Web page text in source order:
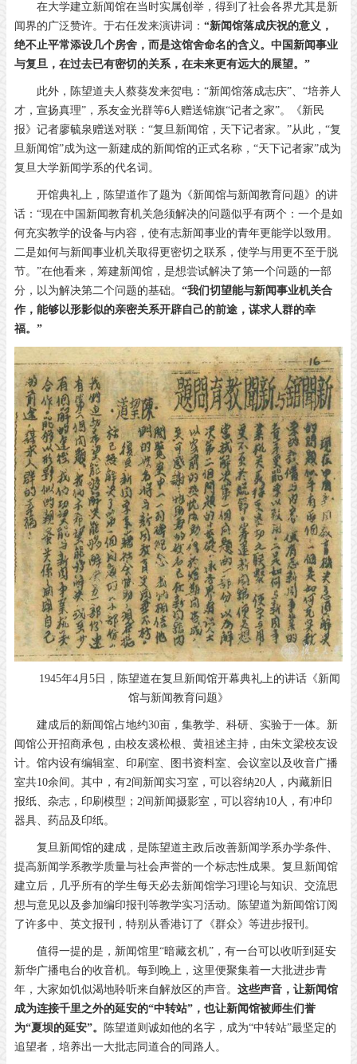
在大学建立新闻馆在当时实属创举，得到了社会各界尤其是新
闻界的广泛赞许。于右任发来演讲词： “新闻馆落成庆祝的意义，
绝不止平常添设几个房舍，而是这馆舍命名的含义。中国新闻事业
与复旦，在过去已有密切的关系，在未来更有远大的展望。”
此外，陈望道夫人蔡葵发来贺电：“新闻馆落成志庆”、“培养人
才，宣扬真理”，系友金光群等6人赠送锦旗“记者之家”。《新民
报》记者廖毓泉赠送对联：“复旦新闻馆，天下记者家。”从此，“复
旦新闻馆”成为这一新建成的新闻馆的正式名称，“天下记者家”成为
复旦大学新闻学系的代名词。
开馆典礼上，陈望道作了题为《新闻馆与新闻教育问题》的讲
话：“现在中国新闻教育机关急须解决的问题似乎有两个：一个是如
何充实教学的设备与内容，使有志新闻事业的青年更能学以致用。
二是如何与新闻事业机关取得更密切之联系，使学与用更不至于脱
节。”在他看来，筹建新闻馆，是想尝试解决了第一个问题的一部
分，以为解决第二个问题的基础。 “我们切望能与新闻事业机关合
作，能够以形影似的亲密关系开辟自己的前途，谋求人群的幸
福。”
1945年4月5日，陈望道在复旦新闻馆开幕典礼上的讲话《新闻
馆与新闻教育问题》
建成后的新闻馆占地约30亩，集教学、科研、实验于一体。新
闻馆公开招商承包，由校友裘松根、黄祖述主持，由朱文梁校友设
计。馆内设有编辑室、印刷室、图书资料室、会议室以及收音广播
室共10余间。其中，有2间新闻实习室，可以容纳20人，内藏新旧
报纸、杂志，印刷模型；2间新闻摄影室，可以容纳10人，有冲印
器具、药品及印纸。
复旦新闻馆的建成，是陈望道主政后改善新闻学系办学条件、
提高新闻学系教学质量与社会声誉的一个标志性成果。复旦新闻馆
建立后，几乎所有的学生每天必去新闻馆学习理论与知识、交流思
想与意见以及参加编印报刊等教学实习活动。陈望道为新闻馆订阅
了许多中、英文报刊，特别从香港订了《群众》等进步报刊。
值得一提的是，新闻馆里“暗藏玄机”，有一台可以收听到延安
新华广播电台的收音机。每到晚上，这里便聚集着一大批进步青
年，大家如饥似渴地聆听来自解放区的声音。 这些声音，让新闻馆
成为连接千里之外的延安的“中转站”，也让新闻馆被师生们誉
为“夏坝的延安”。
陈望道则诚如他的名字，成为“中转站”最坚定的
追望者，培养出一大批志同道合的同路人。